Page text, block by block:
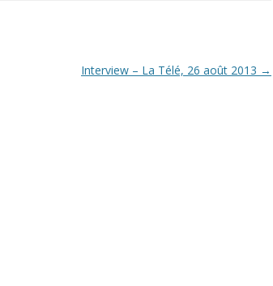
Interview – La Télé, 26 août 2013 →